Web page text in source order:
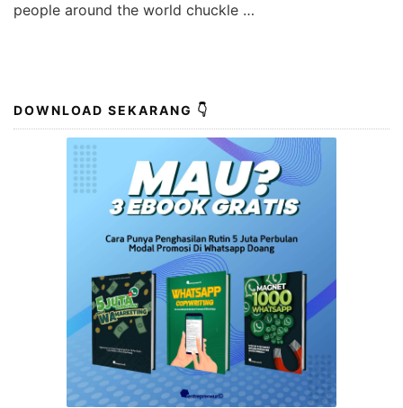
people around the world chuckle …
DOWNLOAD SEKARANG 👇